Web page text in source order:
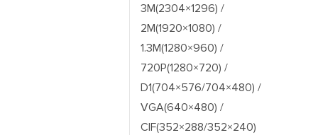
3M(2304×1296) /
2M(1920×1080) /
1.3M(1280×960) /
720P(1280×720) /
D1(704×576/704×480) /
VGA(640×480) /
CIF(352×288/352×240)